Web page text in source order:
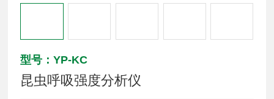
型号：YP-KC
昆虫呼吸强度分析仪